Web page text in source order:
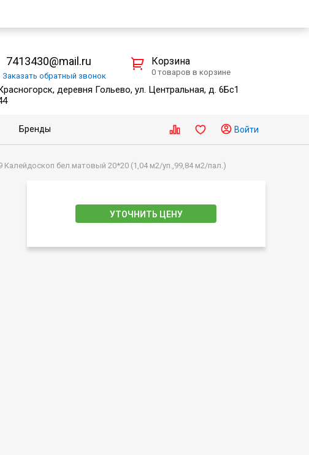
7413430@mail.ru
Заказать обратный звонок
деревня Гольево, ул. Центральная, д. 6Бс1
Корзина
0 товаров в корзине
Бренды Войти
Калейдоскоп бел.матовый 20*20 (1,04 м2/уп.,99,84 м2/пал.)
УТОЧНИТЬ ЦЕНУ